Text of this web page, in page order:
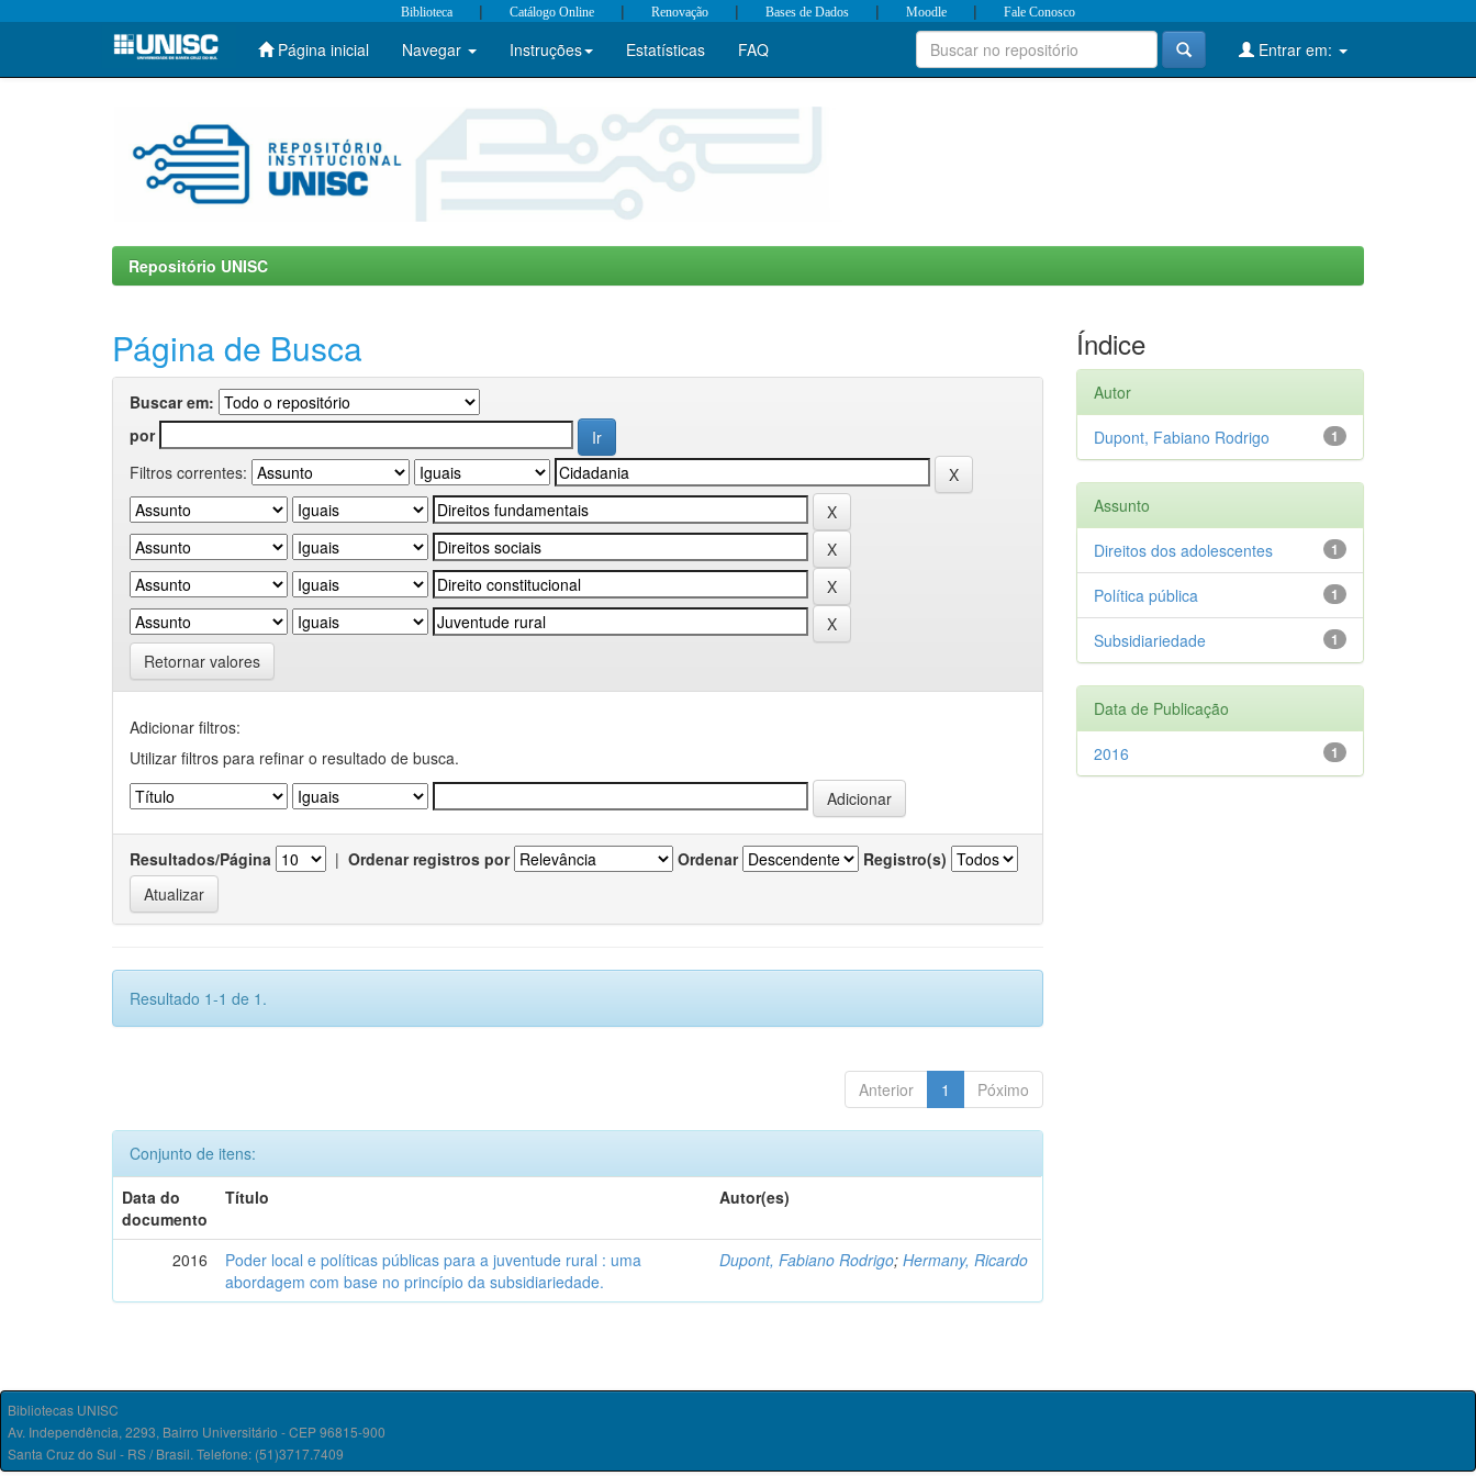
Skip
Biblioteca | Catálogo Online | Renovação | Bases de Dados | Moodle | Fale Conosco
Página inicial Navegar Instruções Estatísticas FAQ Entrar em:
Repositório UNISC
Página de Busca
Buscar em:
por
Filtros correntes:
Retornar valores
Adicionar filtros:
Utilizar filtros para refinar o resultado de busca.
Resultados/Página | Ordenar registros por Ordenar Registro(s)
Resultado 1-1 de 1.
Anterior 1 Póximo
Conjunto de itens:
Data do
documento
Título Autor(es)
2016
Poder local e políticas públicas para a juventude rural : uma
abordagem com base no princípio da subsidiariedade.
Dupont, Fabiano Rodrigo;Hermany, Ricardo
Índice
Autor
1
Dupont, Fabiano Rodrigo
Assunto
1
Direitos dos adolescentes
1
Política pública
1
Subsidiariedade
Data de Publicação
1
2016
Bibliotecas UNISC
Av. Independência, 2293, Bairro Universitário - CEP 96815-900
Santa Cruz do Sul - RS / Brasil. Telefone: (51)3717.7409